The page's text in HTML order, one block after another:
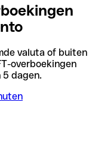
valuta of buiten
overboekingen
dagen.